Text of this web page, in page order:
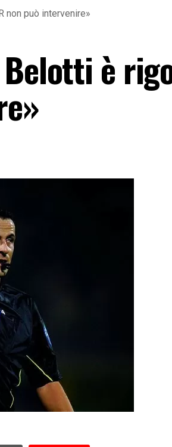
non può intervenire»
è